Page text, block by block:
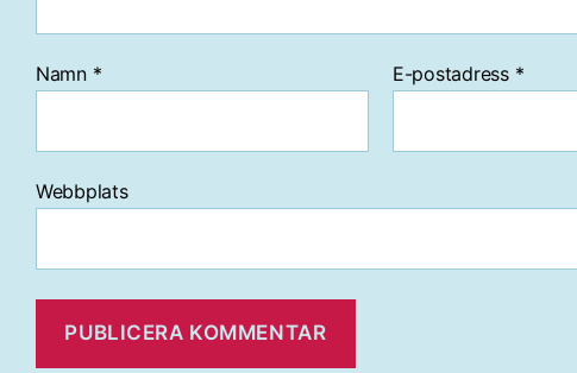
Namn * E-postadress *
Webbplats